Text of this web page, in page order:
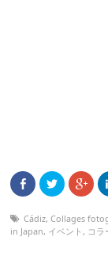
Cádiz,Collages
in Japan, イベント, コラ